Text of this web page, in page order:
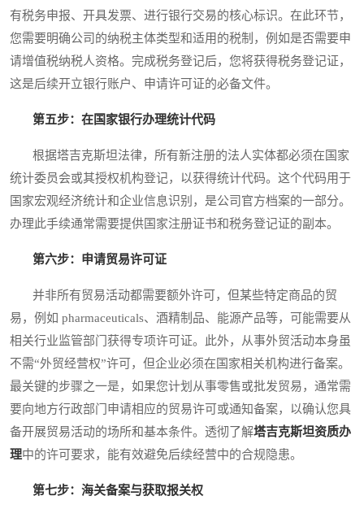
有税务申报、开具发票、进行银行交易的核心标识。在此环节，
您需要明确公司的纳税主体类型和适用的税制，例如是否需要申
请增值税纳税人资格。完成税务登记后，您将获得税务登记证，
这是后续开立银行账户、申请许可证的必备文件。
第五步：在国家银行办理统计代码
根据塔吉克斯坦法律，所有新注册的法人实体都必须在国家
统计委员会或其授权机构登记，以获得统计代码。这个代码用于
国家宏观经济统计和企业信息识别，是公司官方档案的一部分。
办理此手续通常需要提供国家注册证书和税务登记证的副本。
第六步：申请贸易许可证
并非所有贸易活动都需要额外许可，但某些特定商品的贸
易，例如 pharmaceuticals、酒精制品、能源产品等，可能需要从
相关行业监管部门获得专项许可证。此外，从事外贸活动本身虽
不需“外贸经营权”许可，但企业必须在国家相关机构进行备案。
最关键的步骤之一是，如果您计划从事零售或批发贸易，通常需
要向地方行政部门申请相应的贸易许可或通知备案，以确认您具
备开展贸易活动的场所和基本条件。透彻了解塔吉克斯坦资质办
理中的许可要求，能有效避免后续经营中的合规隐患。
第七步：海关备案与获取报关权